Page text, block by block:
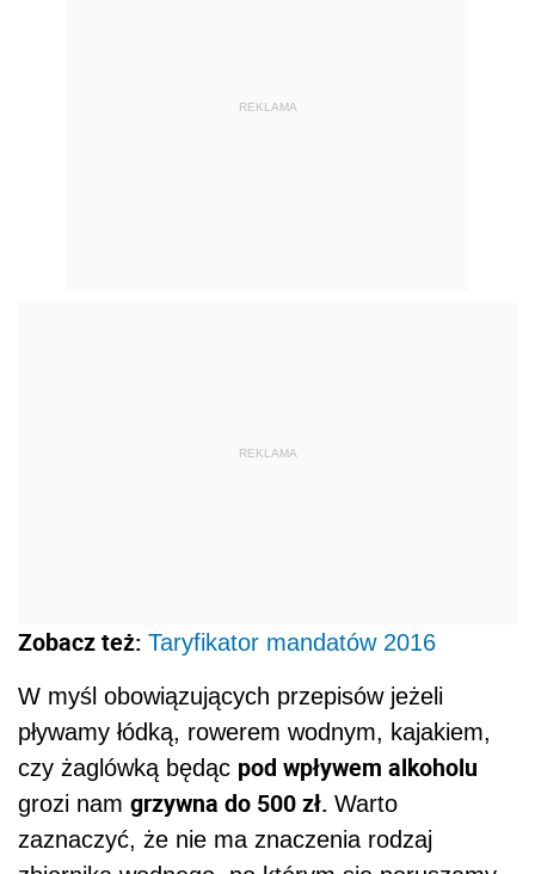
REKLAMA
pod wpływem alkoholu
To nie wszystko. Osoby pływające kajakami,
pamiętać by zabrać na pokład kapoki dla
wszystkich pasażerów. Osoby nie potrafiące
pływać mają obowiązek założenia kamizelek
na siebie, te które potrafią nie mają takiego
obowiązku. Niemniej za brak kapoków grozi